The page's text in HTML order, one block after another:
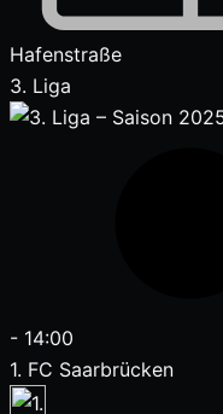
Hafenstraße
3. Liga
- 14:00
1. FC Saarbrücken